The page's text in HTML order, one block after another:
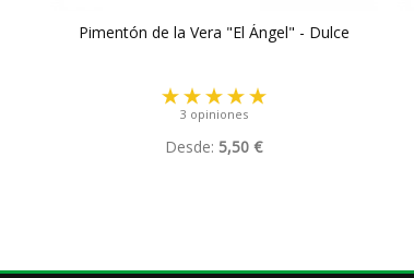
Pimentón de la Vera "El Ángel" - Dulce
3 opiniones
Desde: 5,50 €